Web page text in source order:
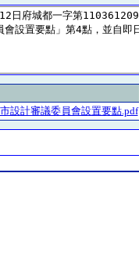
設計審議委員會設置要點.pdf